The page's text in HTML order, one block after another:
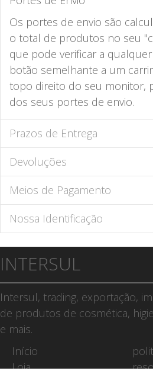
Os portes de envio são
o total de produtos no seu
que pode verificar a
botão semelhante a um
topo direito do seu monitor,
dos seus portes de envio.
Prazos de Entrega
Devoluções
Meios de Pagamento
Nossa Identificação
INTERSUL
Intersul, trading, exportação,
de produtos de cosmética,
e mais.
Início
Loja